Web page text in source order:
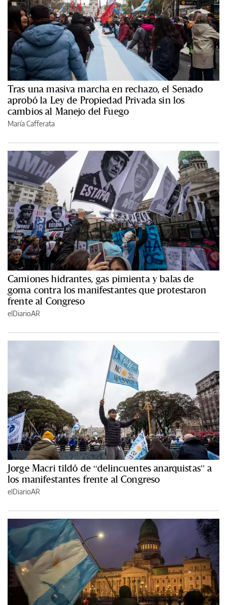
Tras una masiva marcha en rechazo, el Senado
aprobó la Ley de Propiedad Privada sin los
cambios al Manejo del Fuego
María Cafferata
Camiones hidrantes, gas pimienta y balas de
goma contra los manifestantes que protestaron
frente al Congreso
elDiarioAR
Jorge Macri tildó de “delincuentes anarquistas” a
los manifestantes frente al Congreso
elDiarioAR